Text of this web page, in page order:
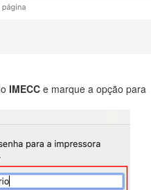
IMECC e marque a opção para